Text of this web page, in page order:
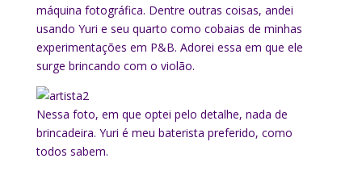
máquina fotográfica. Dentre outras coisas, andei
usando Yuri e seu quarto como cobaias de minhas
experimentações em P&B. Adorei essa em que ele
surge brincando com o violão.
Nessa foto, em que optei pelo detalhe, nada de
brincadeira. Yuri é meu baterista preferido, como
todos sabem.